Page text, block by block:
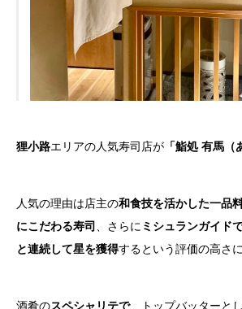
狸小路エリアの人気寿司店が 「鮨処 有馬（
人気の理由は店主の和食技を活かした一品
にこだわる寿司
、さらに ミシュランガイド
と連続して星を獲得するという評価の高さ
酒肴のスペシャリテで、トップバッターと